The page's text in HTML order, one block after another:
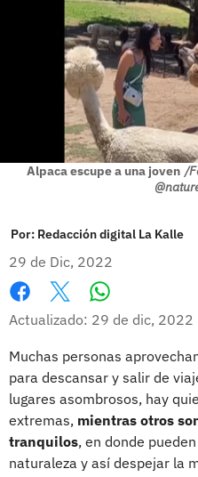
Alpaca escupe a una joven /
Por: Redacción digital La Kalle
29 de Dic, 2022
Facebook
X
Actualizado: 29 de dic, 2022
Muchas personas
para descansar y salir de
lugares asombrosos, hay
extremas, mientras otros
tranquilos, en donde
naturaleza y así despejar la